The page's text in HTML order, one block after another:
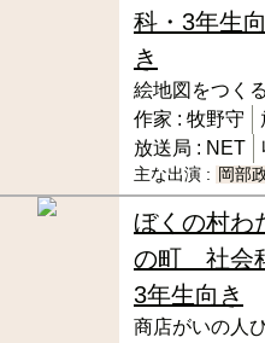
科・3年生
き
絵地図をつく
作家 : 牧野守
放送局 : NET
主な出演 : 岡部
ぼくの村わ
の町 社会
3年生向き
商店がいの人